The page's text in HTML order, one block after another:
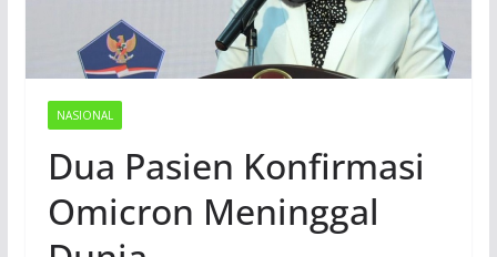
NASIONAL
Dua Pasien Konfirmasi
Omicron Meninggal